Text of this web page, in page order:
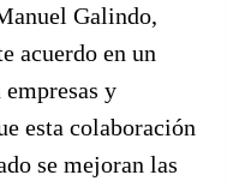
Galindo,
acuerdo en un
y
esta colaboración
se mejoran las